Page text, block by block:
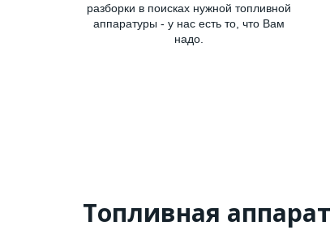
разборки в поисках нужной топливной
аппаратуры - у нас есть то, что Вам
надо.
Топливная